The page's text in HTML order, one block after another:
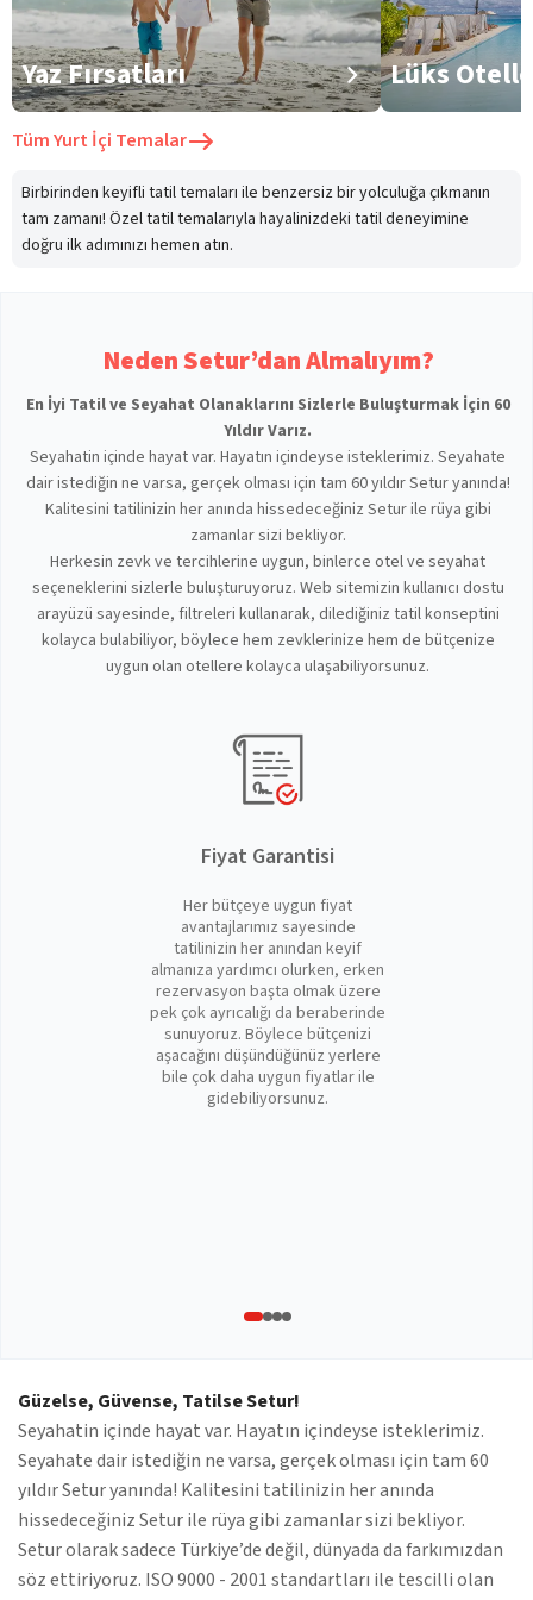
Yaz Fırsatları Lüks
TümYurt İçi Temalar
Birbirinden keyifli tatil temaları ile benzersiz bir yolculuğa çıkmanın
tam zamanı! Özel tatil temalarıyla hayalinizdeki tatil deneyimine
doğru ilk adımınızı hemen atın.
Neden Setur’dan Almalıyım?
En İyi Tatil ve Seyahat Olanaklarını Sizlerle Buluşturmak İçin 60
Yıldır Varız.
Seyahatin içinde hayat var. Hayatın içindeyse isteklerimiz. Seyahate
dair istediğin ne varsa, gerçek olması için tam 60 yıldır Setur yanında!
Kalitesini tatilinizin her anında hissedeceğiniz Setur ile rüya gibi
zamanlar sizi bekliyor.
Herkesin zevk ve tercihlerine uygun, binlerce otel ve seyahat
seçeneklerini sizlerle buluşturuyoruz. Web sitemizin kullanıcı dostu
arayüzü sayesinde, filtreleri kullanarak, dilediğiniz tatil konseptini
kolayca bulabiliyor, böylece hem zevklerinize hem de bütçenize
uygun olan otellere kolayca ulaşabiliyorsunuz.
Fiyat Garantisi
Her bütçeye uygun fiyat
avantajlarımız sayesinde
tatilinizin her anından keyif
almanıza yardımcı olurken, erken
rezervasyon başta olmak üzere
pek çok ayrıcalığı da beraberinde
sunuyoruz. Böylece bütçenizi
aşacağını düşündüğünüz yerlere
bile çok daha uygun fiyatlar ile
gidebiliyorsunuz.
Güzelse, Güvense, Tatilse Setur!
Seyahatin içinde hayat var. Hayatın içindeyse isteklerimiz.
Seyahate dair istediğin ne varsa, gerçek olması için tam 60
yıldır Setur yanında! Kalitesini tatilinizin her anında
hissedeceğiniz Setur ile rüya gibi zamanlar sizi bekliyor.
Setur olarak sadece Türkiye’de değil, dünyada da farkımızdan
söz ettiriyoruz. ISO 9000 - 2001 standartları ile tescilli olan